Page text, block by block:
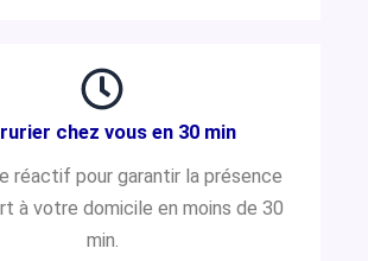
chez vous en 30 min
réactif pour garantir la présence
à votre domicile en moins de 30
min.